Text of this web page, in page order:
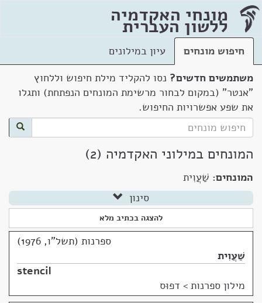
מונחי האקדמיה
ללשון העברית
חיפוש מונחים
עיון במילונים
משתמשים חדשים? נסו להקליד מילת חיפוש וללחוץ
"אנטר" (במקום לבחור מרשימת המונחים הנפתחת) ותגלו
את שפע אפשרויות החיפוש.
המונחים במילוני האקדמיה (2)
המונחים: שַׁעֲוִית
סינון
להצגה בכתיב מלא
ספרנות (תשל"ו, 1976)
שַׁעֲוִית
stencil
מילון ספרנות > דפוּס